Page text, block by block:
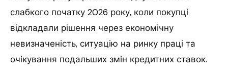
слабкого початку 2026 року, коли покупці
відкладали рішення через економічну
невизначеність, ситуацію на ринку праці та
очікування подальших змін кредитних ставок.